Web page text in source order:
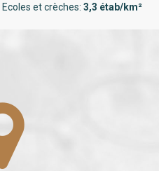
Ecoles et crèches: 3,3 étab/km²